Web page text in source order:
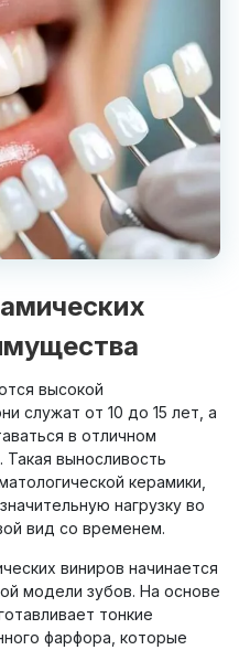
высокой
служат от 10 до 15 лет, а
в отличном
выносливость
керамики,
нагрузку во
вид со временем.
виниров начинается
модели зубов. На основе
тонкие
фарфора, которые